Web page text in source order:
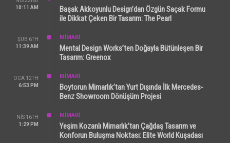
10:11 AM
Başak Akkoyunlu Design’dan Özgün Saçak Formu
ile Dikkat Çeken Bir Tasarım: The Pearl
ŞUB 6TH
11:39 AM
MİMARİ
Mental Design Works’ten Doğayla Bütünleşen Bir
Tasarım: Greenox
OCA 12TH
6:53 PM
MİMARİ
Boytorun Mimarlık’tan Yurt Dışında İlk Mercedes-
Benz Showroom Dönüşüm Projesi
NIS 16TH
1:29 PM
MİMARİ
Yeşim Kozanlı Mimarlık’tan Çağdaş Tasarım ve
Konforun Buluşma Noktası: Elite World Kuşadası